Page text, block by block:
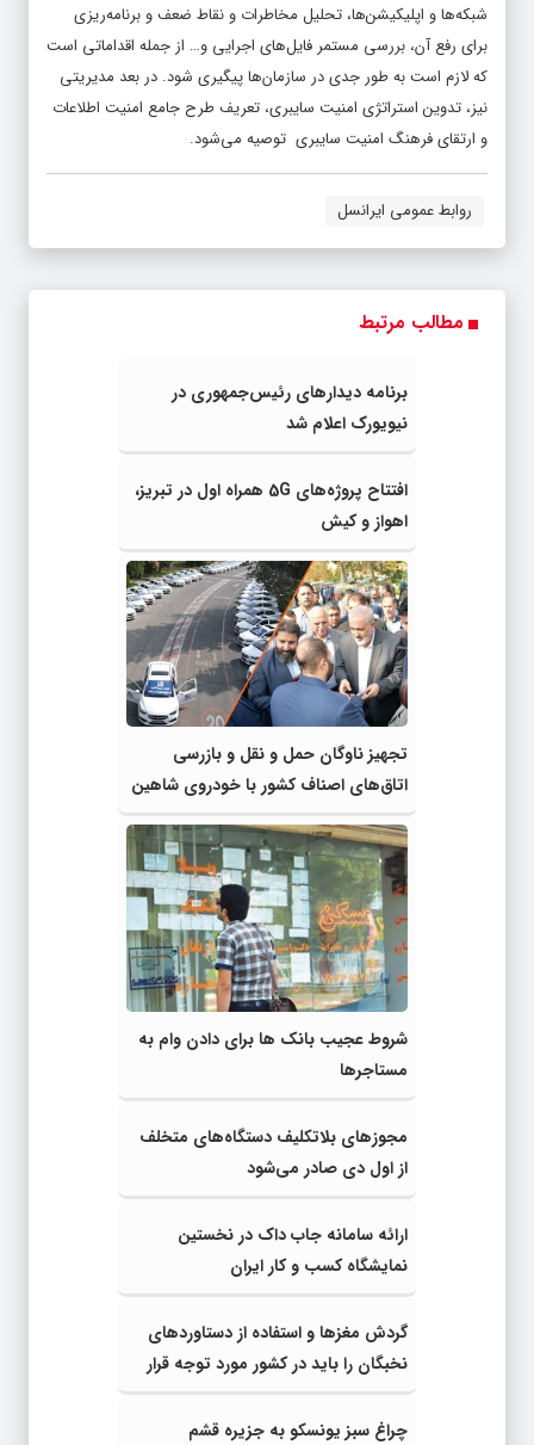
شبکه‌ها و اپلیکیشن‌ها، تحلیل مخاطرات و نقاط ضعف و برنامه‌ریزی
برای رفع آن، بررسی مستمر فایل‌های اجرایی و… از جمله اقداماتی است
که لازم است به طور جدی در سازمان‌ها پیگیری شود. در بعد مدیریتی
نیز، تدوین استراتژی امنیت سایبری، تعریف طرح جامع امنیت اطلاعات
و ارتقای فرهنگ امنیت سایبری توصیه می‌شود.
روابط عمومی ایرانسل
مطالب مرتبط
برنامه دیدارهای رئیس‌جمهوری در
نیویورک اعلام شد
افتتاح پروژه‌های 5G همراه اول در تبریز،
اهواز و کیش
تجهیز ناوگان حمل و نقل و بازرسی‌
اتاق‌های اصناف کشور با خودروی شاهین
اتوماتیک
شروط عجیب بانک ها برای دادن وام به
مستاجرها
مجوز‌های بلاتکلیف دستگاه‌های متخلف
از اول دی صادر می‌شود
ارائه سامانه جاب داک در نخستین
نمایشگاه کسب و کار ایران
گردش مغزها و استفاده از دستاوردهای
نخبگان را باید در کشور مورد توجه قرار
داد
چراغ سبز یونسکو به جزیره قشم